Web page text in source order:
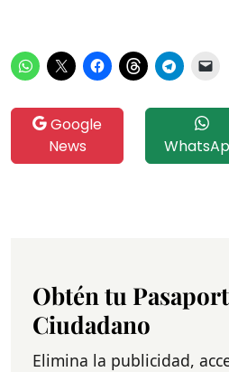
Google
News
Obtén tu
Ciudadano
Elimina la publicidad,